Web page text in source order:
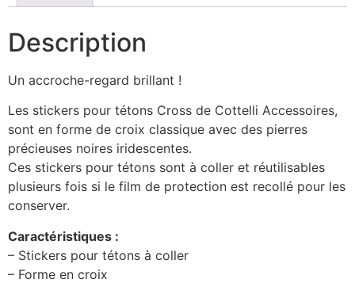
Description
Un accroche-regard brillant !
Les stickers pour tétons Cross de Cottelli Accessoires,
sont en forme de croix classique avec des pierres
précieuses noires iridescentes.
Ces stickers pour tétons sont à coller et réutilisables
plusieurs fois si le film de protection est recollé pour les
conserver.
Caractéristiques :
– Stickers pour tétons à coller
– Forme en croix